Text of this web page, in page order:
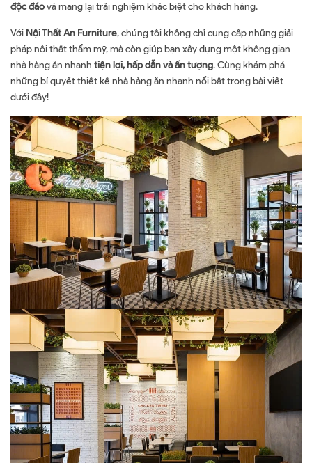
độc đáovà mang lại trải nghiệm khác biệt cho khách hàng.
Với Nội Thất An Furniture, chúng tôi không chỉ cung cấp những giải
pháp nội thất thẩm mỹ, mà còn giúp bạn xây dựng một không gian
nhà hàng ăn nhanh tiện lợi, hấp dẫn và ấn tượng. Cùng khám phá
những bí quyết thiết kế nhà hàng ăn nhanh nổi bật trong bài viết
dưới đây!